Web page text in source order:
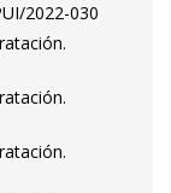
2022-030